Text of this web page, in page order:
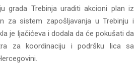
grada Trebinja uraditi akcioni plan iz
za sistem zapošljavanja u Trebinju i
je Ijačićeva i dodala da će pokušati da
za koordinaciju i podršku lica sa